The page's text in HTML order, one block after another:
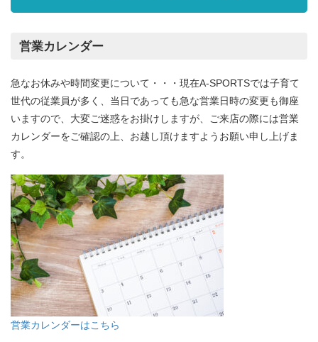
営業カレンダー
急なお休みや時間変更について・・・現在A-SPORTSでは子育て
世代の従業員が多く、当日であっても急な営業日時の変更も御座
いますので、大変ご迷惑をお掛けしますが、ご来店の際には営業
カレンダーをご確認の上、お越し頂けますようお願い申し上げま
す。
営業カレンダーはこちら